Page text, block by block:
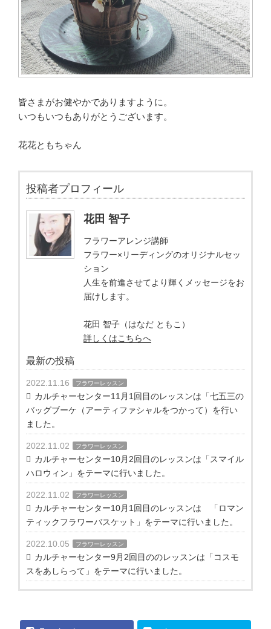
皆さまがお健やかでありますように。
いつもいつもありがとうございます。
花花ともちゃん
投稿者プロフィール
花田 智子
フラワーアレンジ講師
フラワー×リーディングのオリジナルセッ
ション
人生を前進させてより輝くメッセージをお
届けします。
花田 智子（はなだ ともこ）
詳しくはこちらへ
最新の投稿
2022.11.16 フラワーレッスン
カルチャーセンター11月1回目のレッスンは「七五三の
バッグブーケ（アーティファシャルをつかって）を行い
ました。
2022.11.02 フラワーレッスン
カルチャーセンター10月2回目のレッスンは「スマイル
ハロウィン」をテーマに行いました。
2022.11.02 フラワーレッスン
カルチャーセンター10月1回目のレッスンは 「ロマン
ティックフラワーバスケット」をテーマに行いました。
2022.10.05 フラワーレッスン
カルチャーセンター9月2回目ののレッスンは「コスモ
スをあしらって」をテーマに行いました。